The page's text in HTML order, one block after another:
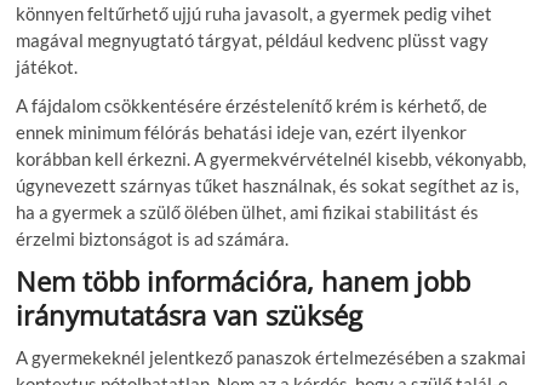
könnyen feltűrhető ujjú ruha javasolt, a gyermek pedig vihet
magával megnyugtató tárgyat, például kedvenc plüsst vagy
játékot.
A fájdalom csökkentésére érzéstelenítő krém is kérhető, de
ennek minimum félórás behatási ideje van, ezért ilyenkor
korábban kell érkezni. A gyermekvérvételnél kisebb, vékonyabb,
úgynevezett szárnyas tűket használnak, és sokat segíthet az is,
ha a gyermek a szülő ölében ülhet, ami fizikai stabilitást és
érzelmi biztonságot is ad számára.
Nem több információra, hanem jobb
iránymutatásra van szükség
A gyermekeknél jelentkező panaszok értelmezésében a szakmai